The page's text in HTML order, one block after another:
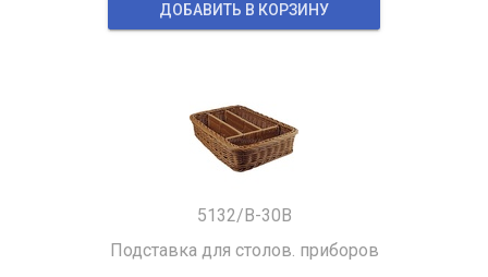
ДОБАВИТЬ В КОРЗИНУ
5132/B-30B
Подставка для столов. приборов